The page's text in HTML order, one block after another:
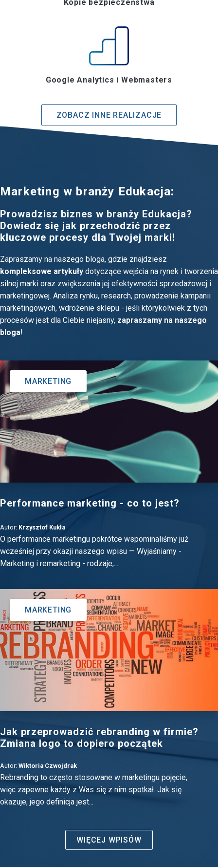
Kopie bezpieczeństwa
Google Analytics i Webmasters
ZOBACZ INNE REALIZACJE
Marketing w branży Edukacja:
Prowadzisz biznes w branży Edukacja?
Dowiedz się jak przechodzić przez
kluczowe procesy dla Twojej marki!
Zapraszamy na naszego bloga, gdzie znajdziesz
kompleksowe artykuły dotyczące wejścia na rynek i tworzenia
silnej marki oraz zwiększenia jej efektywności sprzedażowej i
marketingowej. Analiza rynku, research, prowadzenie kampanii
marketingowych, wdrożenie sklepu - jeśli którykolwiek z tych
procesów jest dla Ciebie niejasny, zapraszamy na naszego
bloga!
MARKETING
Performance marketing - co to jest?
Autor: Krzysztof Kukła
O performance marketingu pokrótce wspominaliśmy już
wcześniej przy okazji naszego wpisu — Wyjaśniamy -
Marketing i remarketing - rodzaje,...
MARKETING
Jak przeprowadzić rebranding w firmie?
Zmiana logo to dopiero początek
Autor: Wiktoria Czwojdrak
Rebranding to często stosowane w marketingu pojęcie,
więc zapewne każdy z Was się z nim spotkał. Jak się
okazuje, jego definicja jest...
WIĘCEJ WPISÓW